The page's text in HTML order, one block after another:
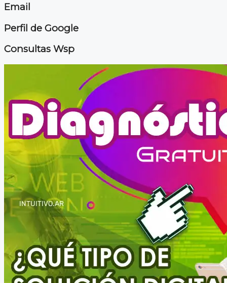
Email
Perfil de Google
Consultas Wsp